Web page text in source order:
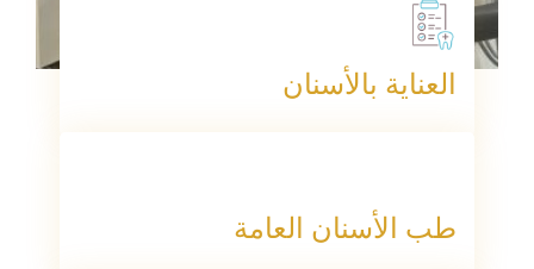
العناية بالأسنان
طب الأسنان العامة